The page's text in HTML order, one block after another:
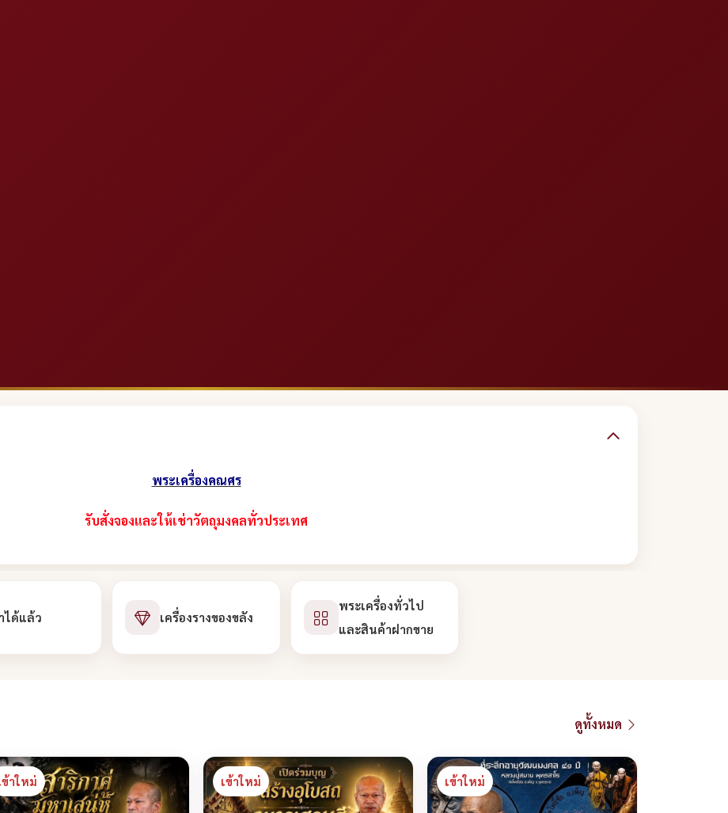
พระเครื่องคณศร
รับสั่งจองและให้เช่าวัตถุมงคลทั่วประเทศ
ได้แล้ว เครื่องรางของขลัง
พระเครื่องทั่วไป
และสินค้าฝากขาย
ดูทั้งหมด
ข้าใหม่ เข้าใหม่ เข้าใหม่